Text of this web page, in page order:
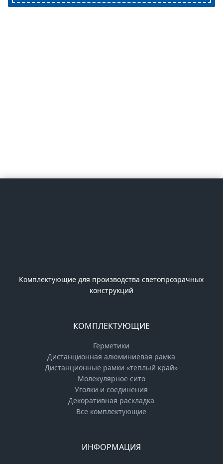
Комплектующие для производства светопрозрачных
конструкций
КОМПЛЕКТУЮЩИЕ
Герметики
Дистанционная алюминиевая рамка
Дистанционные рамки «теплый край»
Молекулярное сито
Уголки и соединения
Декоративная раскладка
Все комплектующие
ИНФОРМАЦИЯ